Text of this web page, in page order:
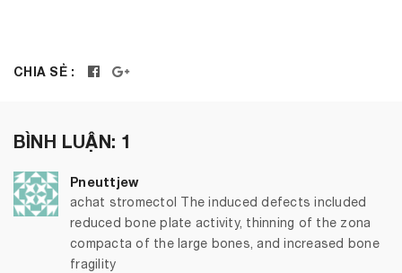
CHIA SẺ :
BÌNH LUẬN: 1
Pneuttjew
achat stromectol The induced defects included
reduced bone plate activity, thinning of the zona
compacta of the large bones, and increased bone
fragility